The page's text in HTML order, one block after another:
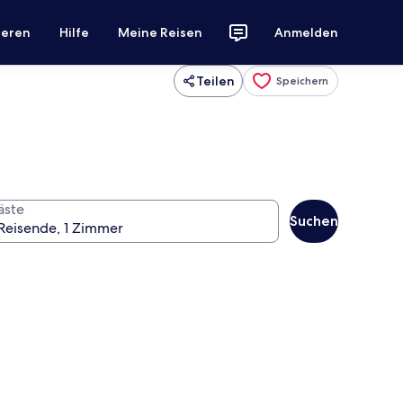
Hilfe Meine Reisen Anmelden
Teilen Speichern
Suchen